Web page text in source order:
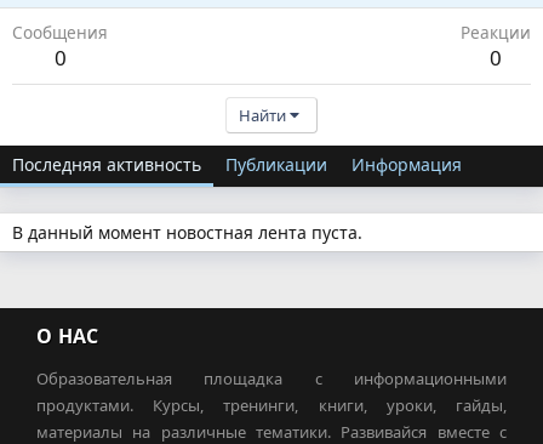
Сообщения
0
Реакции
0
Найти
Последняя активность Публикации Информация
В данный момент новостная лента пуста.
О НАС
Образовательная площадка с информационными
продуктами. Курсы, тренинги, книги, уроки, гайды,
материалы на различные тематики. Развивайся вместе с